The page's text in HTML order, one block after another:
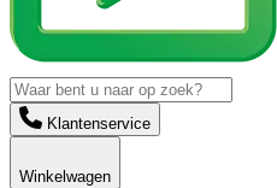
Klantenservice
Winkelwagen